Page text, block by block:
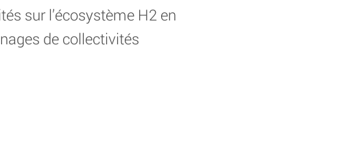
sur l’écosystème H2 en
de collectivités